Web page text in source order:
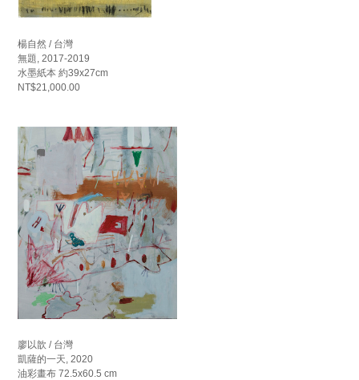
楊自然 / 台灣
無題, 2017-2019
水墨紙本 約39x27cm
NT$21,000.00
廖以歆 / 台灣
凱薩的一天, 2020
油彩畫布 72.5x60.5 cm